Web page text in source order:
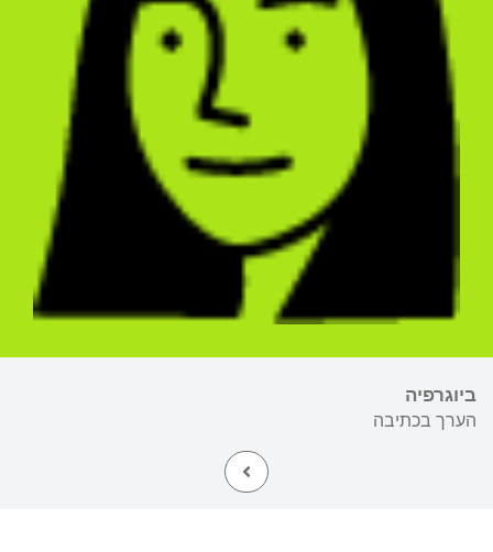
ביוגרפיה
הערך בכתיבה